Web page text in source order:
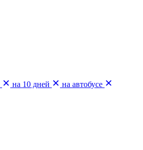
на 10 дней
на автобусе